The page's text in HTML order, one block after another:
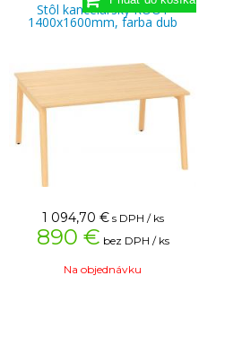
Stôl kancelársky ROOT
1400x1600mm, farba dub
1 094,70 € s DPH / ks
890 € bez DPH / ks
Na objednávku